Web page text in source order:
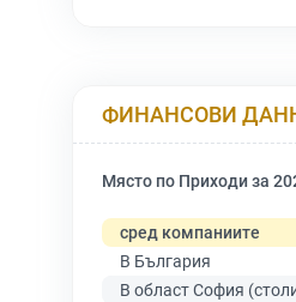
ФИНАНСОВИ
Място по Приходи за
сред компаниите
В България
В област София